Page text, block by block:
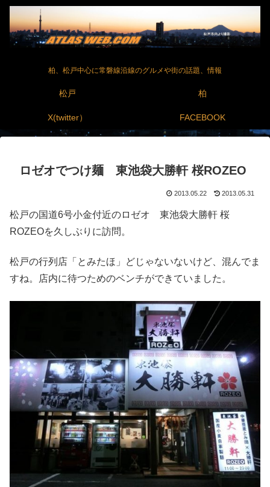
柏、松戸中心に常磐線沿線のグルメや街の話題、情報
松戸 柏
X(twitter） FACEBOOK
ロゼオでつけ麺 東池袋大勝軒 桜ROZEO
2013.05.22 2013.05.31
松戸の国道6号小金付近のロゼオ 東池袋大勝軒 桜
ROZEOを久しぶりに訪問。
松戸の行列店「とみたほ」どじゃないないけど、混んでま
すね。店内に待つためのベンチができていました。